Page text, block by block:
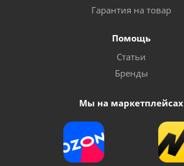
Гарантия на товар
Помощь
Статьи
Бренды
Мы на маркетплейсах